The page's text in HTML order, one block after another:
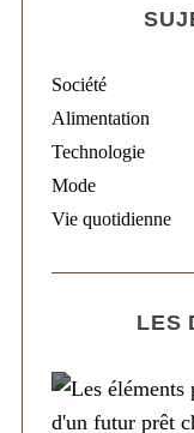
Société
Alimentation
Technologie
Mode
Vie quotidienne
LES